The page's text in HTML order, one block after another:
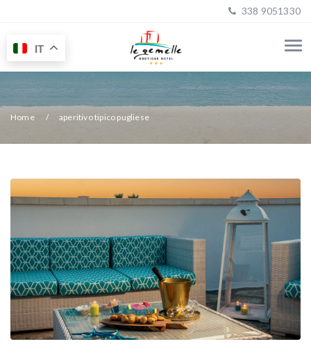
338 9051330
Home aperitivo tipico pugliese
IT